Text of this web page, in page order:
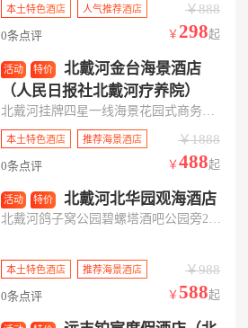
本土特色酒店 人气推荐酒店 ￥888
0条点评 ￥ 298起
活动 特价
北戴河金台海景酒店
（人民日报社北戴河疗养院）
北戴河挂牌四星一线海景花园式商务度假疗养休养酒店
本土特色酒店 推荐海景酒店 ￥1888
0条点评 ￥488起
活动 特价 北戴河北华园观海酒店
北戴河鸽子窝公园碧螺塔酒吧公园旁270度三面环海绝版观海四星级酒店
本土特色酒店 推荐海景酒店 ￥988
0条点评 ￥ 588起